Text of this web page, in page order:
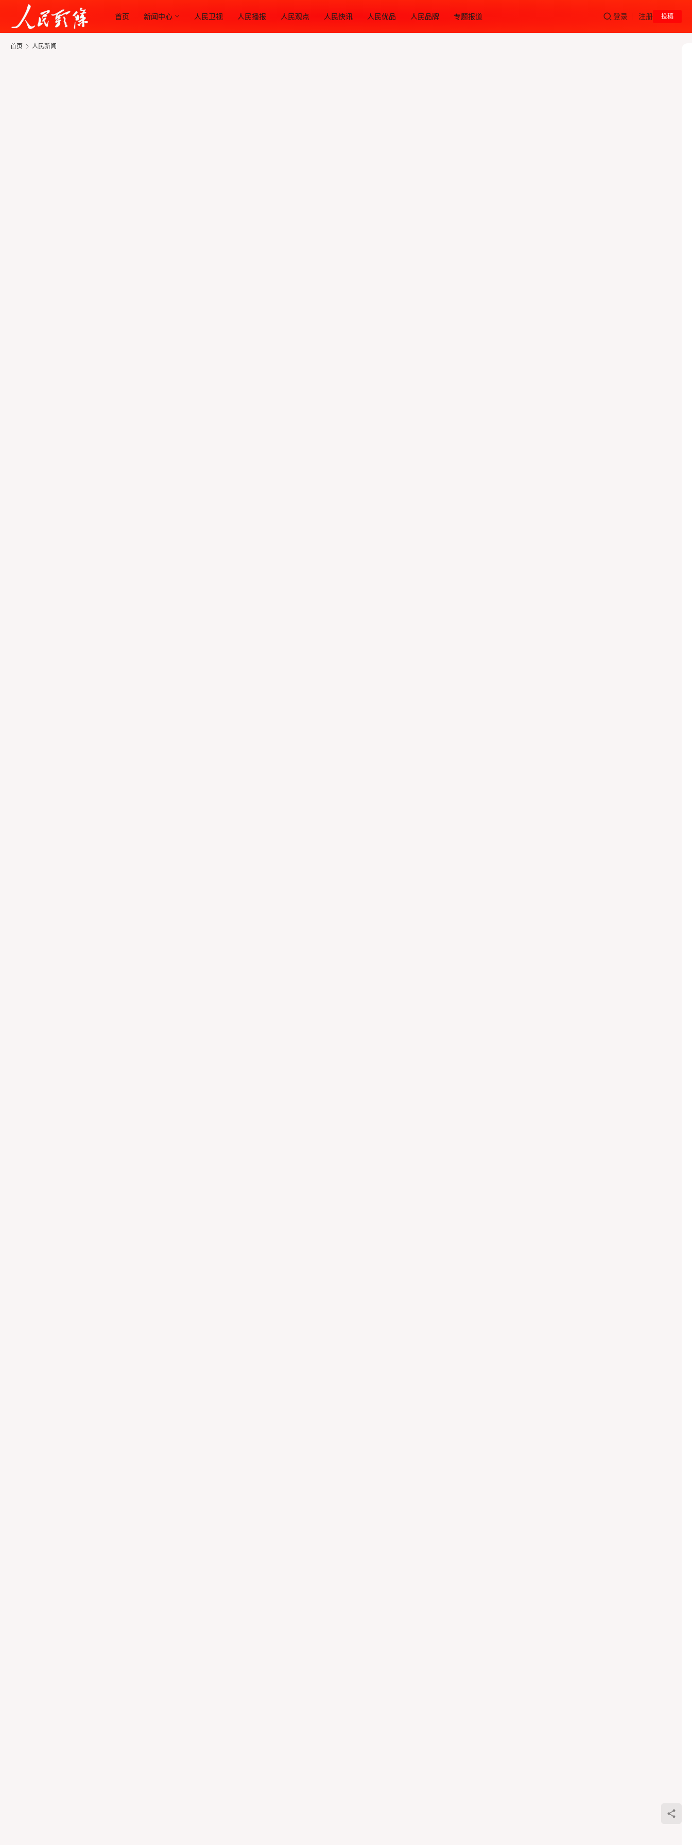
首页 新闻中心 人民卫视 人民播报 人民观点 人民快讯 人民优品 人民品牌 专题报道 登录 注册 投稿
首页 人民新闻